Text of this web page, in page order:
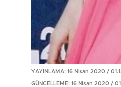
YAYINLAMA: 16 Nisan 2020 /
GÜNCELLEME: 16 Nisan 2020 /